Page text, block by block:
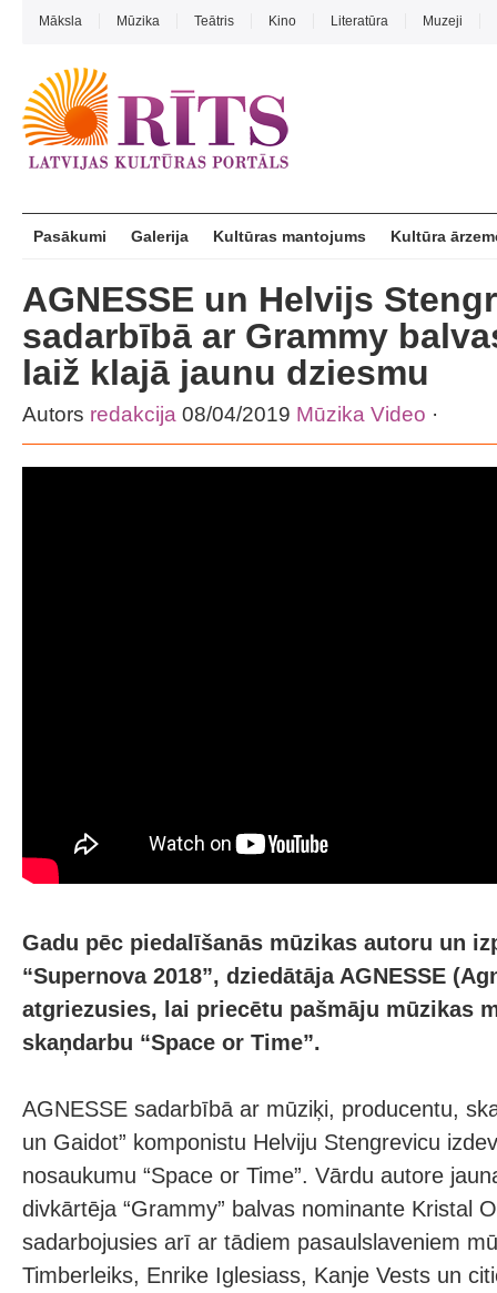
Māksla Mūzika Teātris Kino Literatūra Muzeji
Pasākumi Galerija Kultūras mantojums Kultūra
AGNESSE un Helvijs
sadarbībā ar Grammy
laiž klajā jaunu dziesmu
Autors redakcija 08/04/2019 Mūzika Video ·
Gadu pēc piedalīšanās mūzikas autoru un
“Supernova 2018”, dziedātāja AGNESSE
atgriezusies, lai priecētu pašmāju mūzikas
skaņdarbu “Space or Time”.
AGNESSE sadarbībā ar mūziķi, producentu,
un Gaidot” komponistu Helviju Stengrevicu
nosaukumu “Space or Time”. Vārdu autore
divkārtēja “Grammy” balvas nominante Kristal
sadarbojusies arī ar tādiem pasaulslaveniem
Timberleiks, Enrike Iglesiass, Kanje Vests un